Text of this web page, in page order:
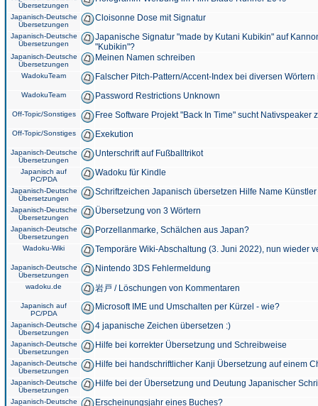
Übersetzungen
Japanisch-Deutsche
Übersetzungen
Cloisonne Dose mit Signatur
Japanisch-Deutsche
Übersetzungen
Japanische Signatur "made by Kutani Kubikin" auf
"Kubikin"?
Japanisch-Deutsche
Übersetzungen
Meinen Namen schreiben
WadokuTeam Falscher Pitch-Pattern/Accent-Index bei diversen
WadokuTeam Password Restrictions Unknown
Off-Topic/Sonstiges Free Software Projekt "Back In Time" sucht Nativspeaker
Off-Topic/Sonstiges Exekution
Japanisch-Deutsche
Übersetzungen
Unterschrift auf Fußballtrikot
Japanisch auf
PC/PDA
Wadoku für Kindle
Japanisch-Deutsche
Übersetzungen
Schriftzeichen Japanisch übersetzen Hilfe Name
Japanisch-Deutsche
Übersetzungen
Übersetzung von 3 Wörtern
Japanisch-Deutsche
Übersetzungen
Porzellanmarke, Schälchen aus Japan?
Wadoku-Wiki Temporäre Wiki-Abschaltung (3. Juni 2022), nun wieder
Japanisch-Deutsche
Übersetzungen
Nintendo 3DS Fehlermeldung
wadoku.de 岩戸 / Löschungen von Kommentaren
Japanisch auf
PC/PDA
Microsoft IME und Umschalten per Kürzel - wie?
Japanisch-Deutsche
Übersetzungen
4 japanische Zeichen übersetzen :)
Japanisch-Deutsche
Übersetzungen
Hilfe bei korrekter Übersetzung und Schreibweise
Japanisch-Deutsche
Übersetzungen
Hilfe bei handschriftlicher Kanji Übersetzung auf einem
Japanisch-Deutsche
Übersetzungen
Hilfe bei der Übersetzung und Deutung Japanischer
Japanisch-Deutsche
Erscheinungsjahr eines Buches?